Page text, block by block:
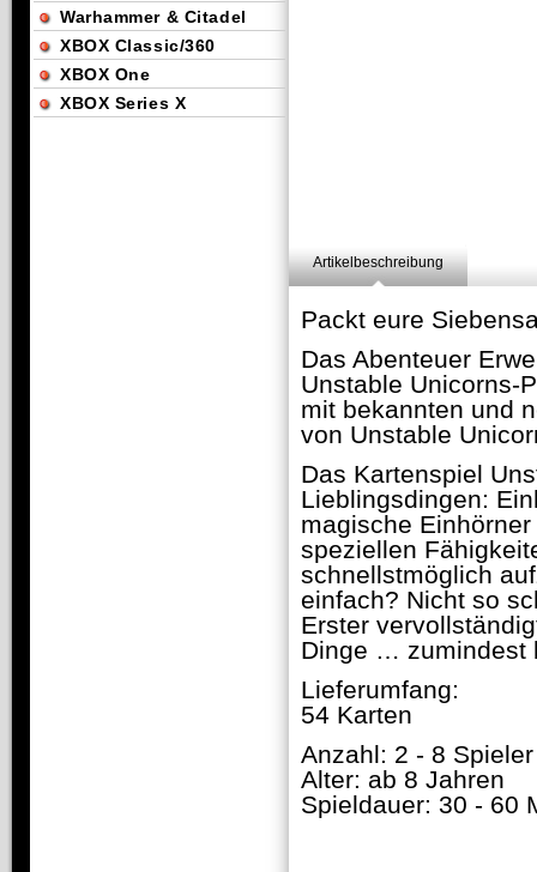
Artikelbeschreibung
Packt eure
Das Abenteuer
Unstable Unicorns-
mit bekannten und
von Unstable
Das Kartenspiel
Lieblingsdingen:
magische
speziellen
schnellstmöglich
einfach? Nicht so
Erster
Dinge … zumindest
Lieferumfang:
54 Karten
Anzahl: 2 - 8 Spieler
Alter: ab 8 Jahren
Spieldauer: 30 - 60
Warhammer & Citadel
XBOX Classic/360
XBOX One
XBOX Series X